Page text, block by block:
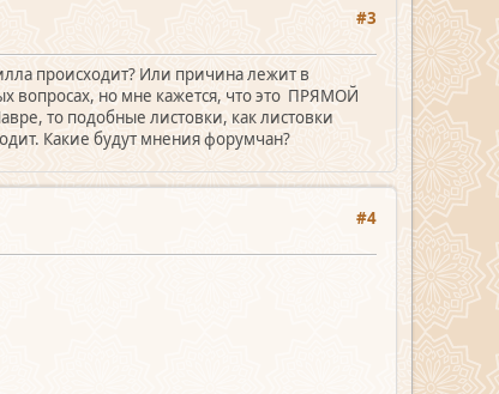
#3
происходит? Или причина лежит в
вопросах, но мне кажется, что это ПРЯМОЙ
то подобные листовки, как листовки
Какие будут мнения форумчан?
#4